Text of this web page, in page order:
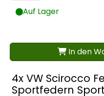
4x VW Scirocco
Sportfedern
Auf Lager
In den